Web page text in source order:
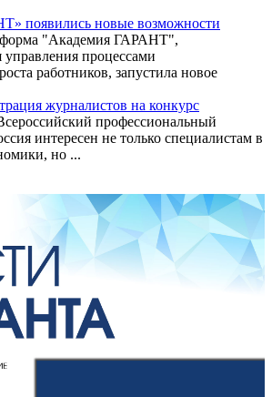
появились новые возможности
"Академия ГАРАНТ",
управления процессами
работников, запустила новое
журналистов на конкурс
профессиональный
интересен не только специалистам в
но ...